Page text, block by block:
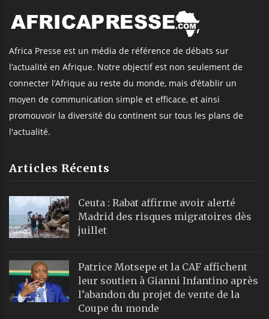
Africa Presse est un média de référence de débats sur
l’actualité en Afrique. Notre objectif est non seulement de
connecter l’Afrique au reste du monde, mais d’établir un
moyen de communication simple et efficace, et ainsi
promouvoir la diversité du continent sur tous les plans de
l'actualité.
Articles Récents
Ceuta : Rabat affirme avoir alerté
Madrid des risques migratoires dès
juillet
Patrice Motsepe et la CAF affichent
leur soutien à Gianni Infantino après
l’abandon du projet de vente de la
Coupe du monde